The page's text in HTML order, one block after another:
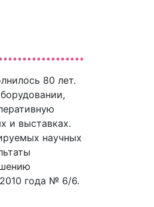
80 лет.
и выставках.
научных
года № 6/6.